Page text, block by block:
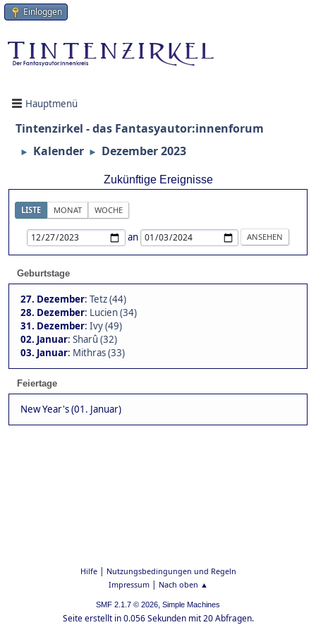
Einloggen
Hauptmenü
Tintenzirkel - das Fantasyautor:innenforum
► Kalender ► Dezember 2023
Zukünftige Ereignisse
LISTE MONAT WOCHE
an
Geburtstage
27. Dezember: Tetz (44)
28. Dezember: Lucien (34)
31. Dezember: Ivy (49)
02. Januar: Sharû (32)
03. Januar: Mithras (33)
Feiertage
New Year's (01. Januar)
Hilfe| Nutzungsbedingungen und Regeln
Impressum| Nach oben ▲
SMF 2.1.7 © 2026, Simple Machines
Seite erstellt in 0.056 Sekunden mit 20 Abfragen.